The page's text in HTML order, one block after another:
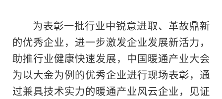
为表彰一批行业中锐意进取、革故鼎新
的优秀企业，进一步激发企业发展新活力，
助推行业健康快速发展，中国暖通产业大会
为以大金为例的优秀企业进行现场表彰，通
过兼具技术实力的暖通产业风云企业，见证